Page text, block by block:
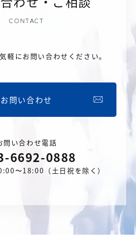
CONTACT
軽にお問い合わせください。
お問い合わせ
問い合わせ電話
6692-0888
〜18:00（土日祝を除く）